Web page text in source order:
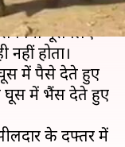
बिना घूस लिए
बिना घूस लिए
होता।
में पैसे देते हुए
घूस में भैंस देते हुए
के दफ्तर में